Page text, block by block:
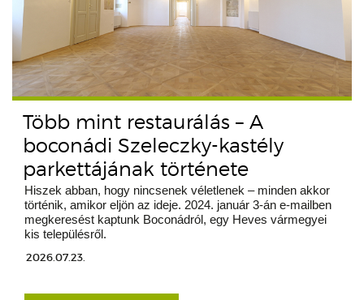
Több mint restaurálás – A
boconádi Szeleczky-kastély
parkettájának története
Hiszek abban, hogy nincsenek véletlenek – minden akkor
történik, amikor eljön az ideje. 2024. január 3-án e-mailben
megkeresést kaptunk Boconádról, egy Heves vármegyei
kis településről.
2026.07.23.